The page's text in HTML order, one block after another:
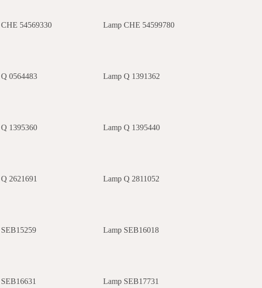
54569330 Lamp CHE 54599780
0564483 Lamp Q 1391362
1395360 Lamp Q 1395440
2621691 Lamp Q 2811052
Lamp SEB16018
Lamp SEB17731